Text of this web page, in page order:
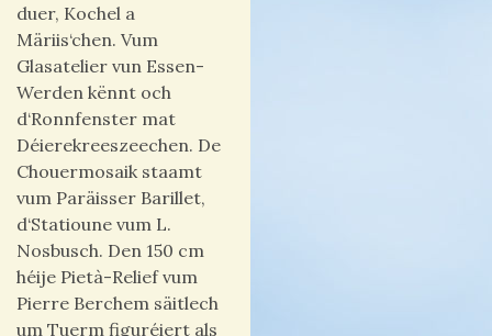
duer, Kochel a
Märiis‘chen. Vum
Glasatelier vun Essen-
Werden kënnt och
d‘Ronnfenster mat
Déierekreeszeechen. De
Chouermosaik staamt
vum Paräisser Barillet,
d‘Statioune vum L.
Nosbusch. Den 150 cm
héije Pietà-Relief vum
Pierre Berchem säitlech
um Tuerm figuréiert als